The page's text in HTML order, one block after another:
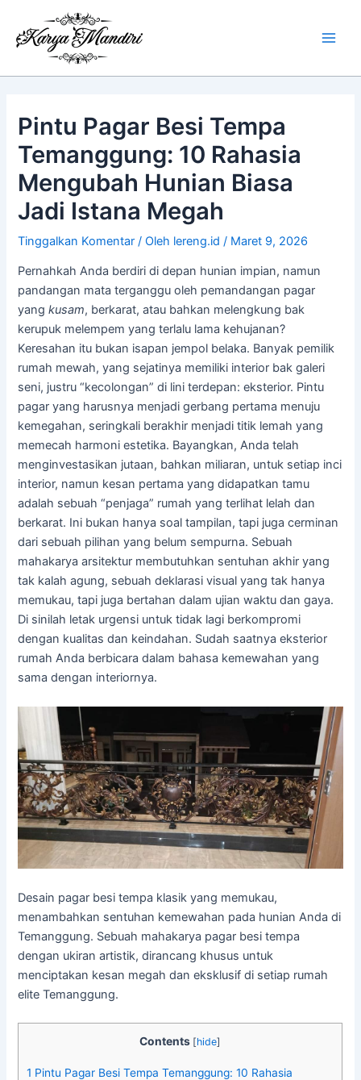
konten
Pintu Pagar Besi Tempa
Temanggung: 10 Rahasia
Mengubah Hunian Biasa
Jadi Istana Megah
Tinggalkan Komentar / Oleh lereng.id/ Maret 9, 2026
Pernahkah Anda berdiri di depan hunian impian, namun
pandangan mata terganggu oleh pemandangan pagar
yangkusam, berkarat, atau bahkan melengkung bak
kerupuk melempem yang terlalu lama kehujanan?
Keresahan itu bukan isapan jempol belaka. Banyak pemilik
rumah mewah, yang sejatinya memiliki interior bak galeri
seni, justru “kecolongan” di lini terdepan: eksterior. Pintu
pagar yang harusnya menjadi gerbang pertama menuju
kemegahan, seringkali berakhir menjadi titik lemah yang
memecah harmoni estetika. Bayangkan, Anda telah
menginvestasikan jutaan, bahkan miliaran, untuk setiap inci
interior, namun kesan pertama yang didapatkan tamu
adalah sebuah “penjaga” rumah yang terlihat lelah dan
berkarat. Ini bukan hanya soal tampilan, tapi juga cerminan
dari sebuah pilihan yang belum sempurna. Sebuah
mahakarya arsitektur membutuhkan sentuhan akhir yang
tak kalah agung, sebuah deklarasi visual yang tak hanya
memukau, tapi juga bertahan dalam ujian waktu dan gaya.
Di sinilah letak urgensi untuk tidak lagi berkompromi
dengan kualitas dan keindahan. Sudah saatnya eksterior
rumah Anda berbicara dalam bahasa kemewahan yang
sama dengan interiornya.
Desain pagar besi tempa klasik yang memukau,
menambahkan sentuhan kemewahan pada hunian Anda di
Temanggung. Sebuah mahakarya pagar besi tempa
dengan ukiran artistik, dirancang khusus untuk
menciptakan kesan megah dan eksklusif di setiap rumah
elite Temanggung.
Contents [hide]
1 Pintu Pagar Besi Tempa Temanggung: 10 Rahasia